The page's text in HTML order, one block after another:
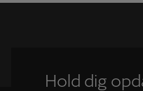
Hold dig